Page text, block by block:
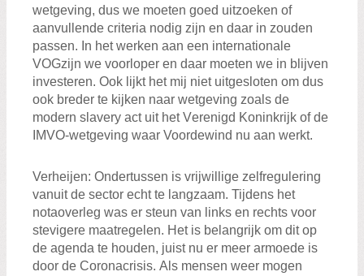
wetgeving, dus we moeten goed uitzoeken of
aanvullende criteria nodig zijn en daar in zouden
passen. In het werken aan een internationale
VOGzijn we voorloper en daar moeten we in blijven
investeren. Ook lijkt het mij niet uitgesloten om dus
ook breder te kijken naar wetgeving zoals de
modern slavery actuit het Verenigd Koninkrijk ofde
IMVO-wetgeving waar Voordewind nu aan werkt.
Verheijen: Ondertussen is vrijwillige zelfregulering
vanuit de sector echtte langzaam. Tijdens het
notaoverleg was er steun van links en rechts voor
stevigere maatregelen. Het is belangrijk om dit op
de agenda te houden, juistnu er meer armoede is
door de Coronacrisis. Als mensen weer mogen